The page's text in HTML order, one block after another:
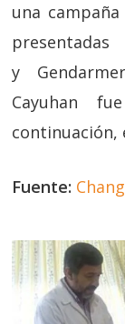
una
y
Cayuhan
continuación,
Fuente: